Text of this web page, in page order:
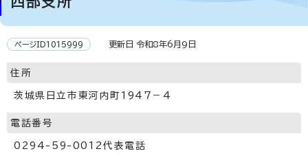
ページID1015999 更新日 令和8年6月9日
住所
茨城県日立市東河内町1947－4
電話番号
0294-59-0012代表電話